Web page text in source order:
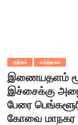
குற்றம் வர்த்தகம்
இணையதளம்
இச்சைக்கு
பேரை
கோவை மாநகர